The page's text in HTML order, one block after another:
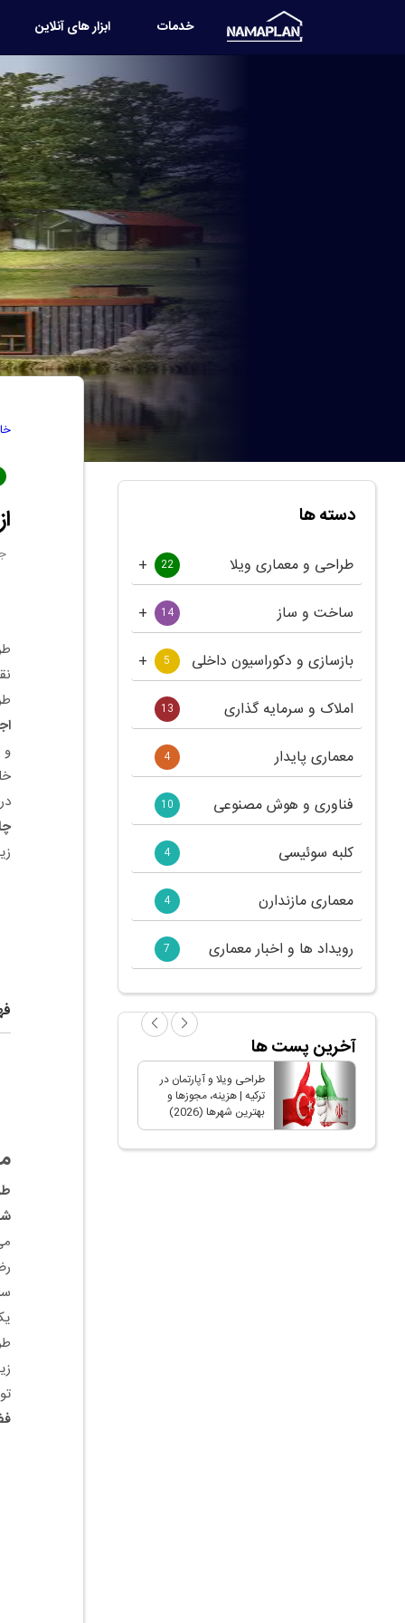
خدمات ابزار های آنلاین
دسته ها
طراحی و معماری ویلا 22
ساخت و ساز 14
بازسازی و دکوراسیون داخلی 5
املاک و سرمایه گذاری 13
معماری پایدار 4
فناوری و هوش مصنوعی 10
کلبه سوئیسی 4
معماری مازندارن 4
رویداد ها و اخبار معماری 7
آخرین پست ها
طراحی ویلا و آپارتمان در
ترکیه | هزینه، مجوزها و
بهترین شهرها (2026)
و